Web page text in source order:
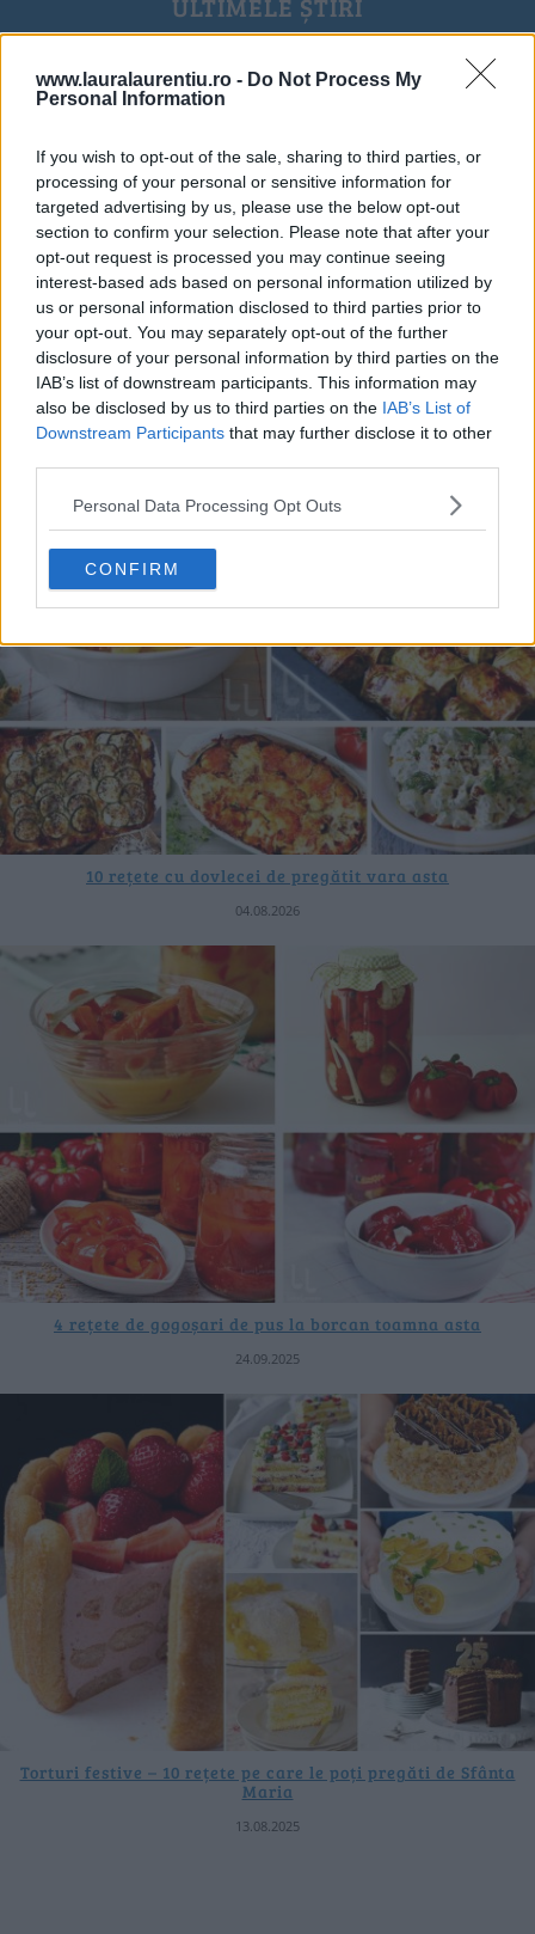
www.lauralaurentiu.ro - Do Not Process My
Personal Information
If you wish to opt-out of the sale, sharing to third parties, or
processing of your personal or sensitive information for
targeted advertising by us, please use the below opt-out
section to confirm your selection. Please note that after your
opt-out request is processed you may continue seeing
interest-based ads based on personal information utilized by
us or personal information disclosed to third parties prior to
your opt-out. You may separately opt-out of the further
disclosure of your personal information by third parties on the
IAB’s list of downstream participants. This information may
also be disclosed by us to third parties on the IAB’s List of
Downstream Participants that may further disclose it to other
Personal Data Processing Opt Outs
CONFIRM
ULTIMELE ȘTIRI
20 de rețete de salate de vară fără prelucrare termică
10 rețete cu dovlecei de pregătit vara asta
04.08.2026
4 rețete de gogoșari de pus la borcan toamna asta
24.09.2025
Torturi festive – 10 rețete pe care le poți pregăti de Sfânta
Maria
13.08.2025